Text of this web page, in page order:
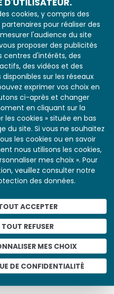
cookies, y compris des
pour réaliser des
l'audience du site
proposer des publicités
centres d'intérêts, des
des vidéos et des
sur les réseaux
exprimer vos choix en
ci-après et changer
en cliquant sur la
les cookies » située en bas
du site. Si vous ne souhaitez
les cookies ou en savoir
nous utilisons les cookies,
mes choix ». Pour
veuillez consulter notre
des données.
ACCEPTER
TOUT REFUSER
MES CHOIX
DE CONFIDENTIALITÉ
Denis de 1760 à nos
1996.
Patrimoine, 1789-1815,
Les monuments
Paris, Hachette, 1959.
Patrimoine. Les choix de la
révolutionnaire »,
consulté le 07/08/2026. URL
vandalisme-
sur